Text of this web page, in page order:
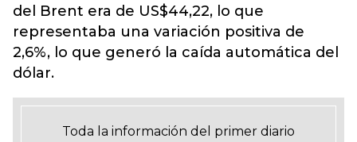
del Brent era de US$44,22, lo que
representaba una variación positiva de
2,6%, lo que generó la caída automática del
dólar.
Toda la información del primer diario